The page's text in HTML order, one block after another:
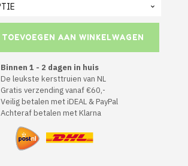
TOEVOEGEN AAN WINKELWAGEN
Binnen 1 - 2 dagen in huis
De leukste kersttruien van NL
Gratis verzending vanaf €60,-
Veilig betalen met iDEAL & PayPal
Achteraf betalen met Klarna